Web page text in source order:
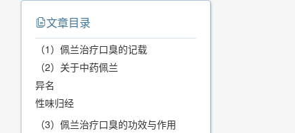
文章目录
（1）佩兰治疗口臭的记载
（2）关于中药佩兰
异名
性味归经
（3）佩兰治疗口臭的功效与作用